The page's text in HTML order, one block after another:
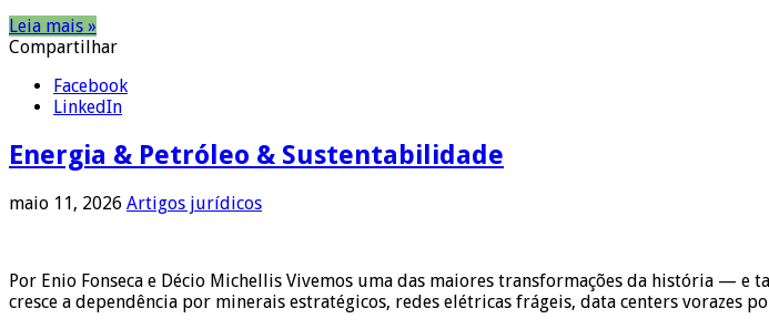
Leia mais »
Compartilhar
Facebook
LinkedIn
Energia & Petróleo & Sustentabilidade
maio 11, 2026 Artigos jurídicos
Por Enio Fonseca e Décio Michellis Vivemos uma das maiores transformações da história —
cresce a dependência por minerais estratégicos, redes elétricas frágeis, data centers vorazes